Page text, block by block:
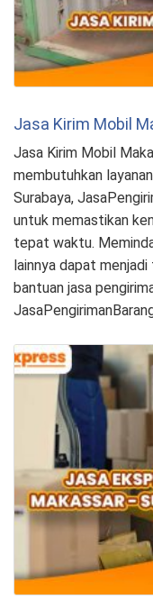
Jasa Kirim Mobil
Jasa Kirim Mobil
membutuhkan
Surabaya,
untuk memastikan
tepat waktu.
lainnya dapat
bantuan jasa